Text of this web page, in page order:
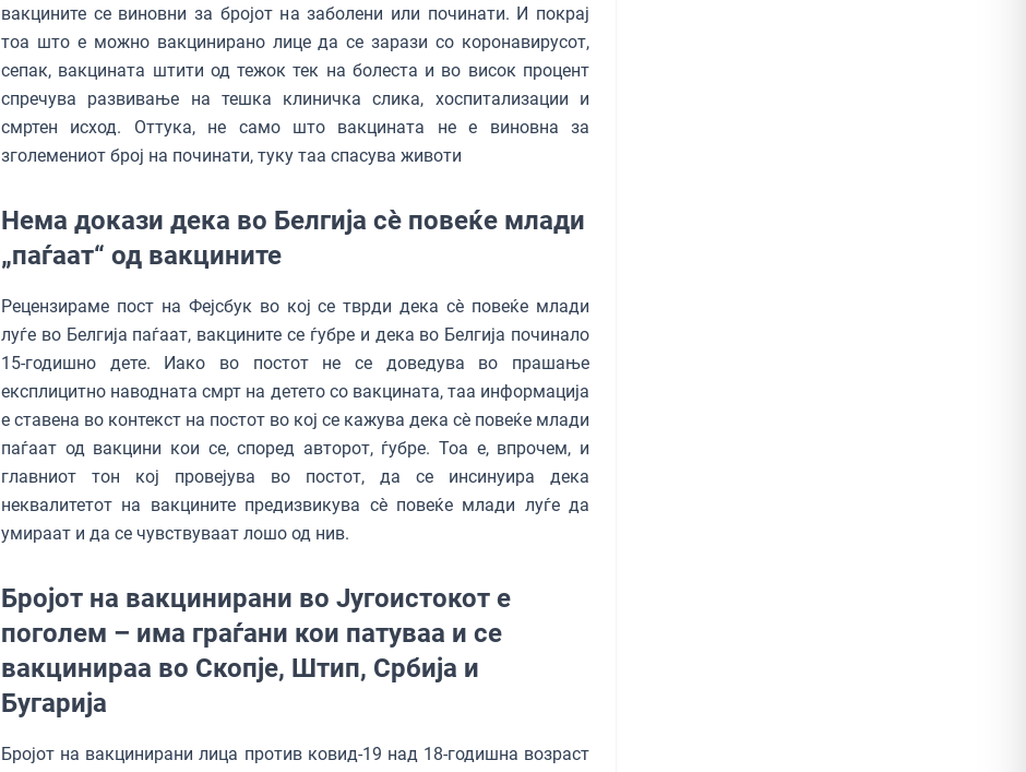
вакцините се виновни за бројот на заболени или починати. И покрај
тоа што е можно вакцинирано лице да се зарази со коронавирусот,
сепак, вакцината штити од тежок тек на болеста и во висок процент
спречува развивање на тешка клиничка слика, хоспитализации и
смртен исход. Оттука, не само што вакцината не е виновна за
зголемениот број на починати, туку таа спасува животи
Нема докази дека во Белгија сè повеќе млади
„паѓаат“ од вакцините
Рецензираме пост на Фејсбук во кој се тврди дека сè повеќе млади
луѓе во Белгија паѓаат, вакцините се ѓубре и дека во Белгија починало
15-годишно дете. Иако во постот не се доведува во прашање
експлицитно наводната смрт на детето со вакцината, таа информација
е ставена во контекст на постот во кој се кажува дека сè повеќе млади
паѓаат од вакцини кои се, според авторот, ѓубре. Тоа е, впрочем, и
главниот тон кој провејува во постот, да се инсинуира дека
неквалитетот на вакцините предизвикува сè повеќе млади луѓе да
умираат и да се чувствуваат лошо од нив.
Бројот на вакцинирани во Југоистокот е
поголем – има граѓани кои патуваа и се
вакцинираа во Скопје, Штип, Србија и
Бугарија
Бројот на вакцинирани лица против ковид-19 над 18-годишна возраст